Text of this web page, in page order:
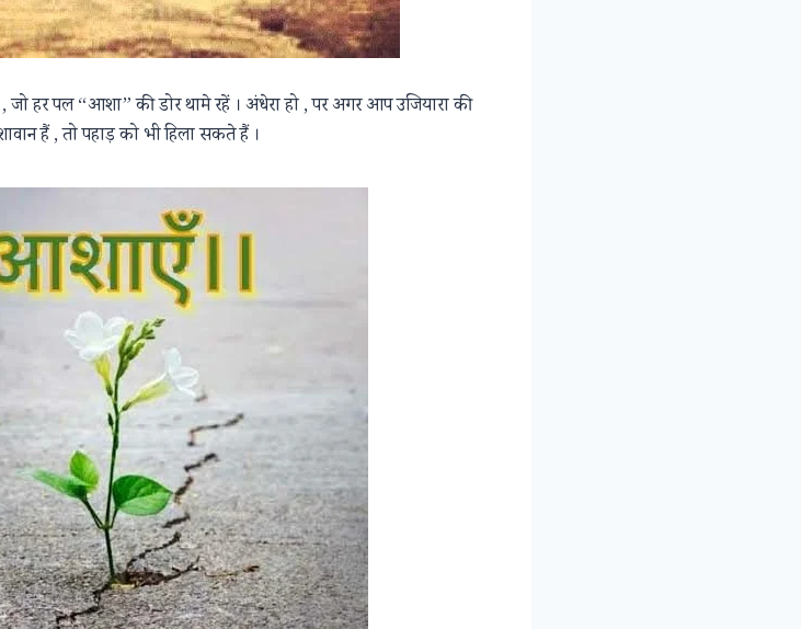
जो हर पल “आशा” की डोर थामे रहें । अंधेरा हो , पर अगर आप उजियारा की
हैं , तो पहाड़ को भी हिला सकते हैं ।